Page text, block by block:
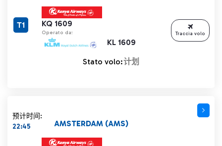
KQ 1609
Operato da:
KL 1609
T1
Stato volo:计划
Traccia volo
预计时间:
22:45
AMSTERDAM (AMS)